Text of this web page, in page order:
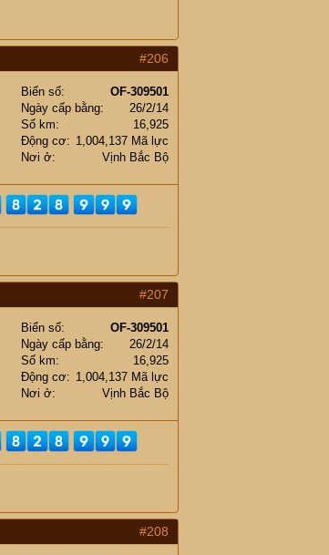
#206
Biển số
OF-309501
Ngày cấp bằng
26/2/14
Số km
16,925
Động cơ
1,004,137 Mã lực
Nơi ở
Vịnh Bắc Bộ
#207
Biển số
OF-309501
Ngày cấp bằng
26/2/14
Số km
16,925
Động cơ
1,004,137 Mã lực
Nơi ở
Vịnh Bắc Bộ
#208